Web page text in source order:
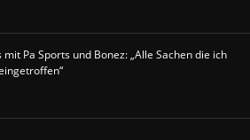
Pa Sports und Bonez: „Alle Sachen die ich